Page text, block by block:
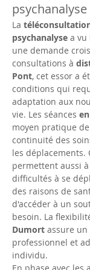
psychanalyse
La
psychanalyse a vu
une demande
consultations à
Pont, cet essor a
conditions qui
adaptation aux
vie. Les séances
moyen pratique
continuité des
les déplacements.
permettent aussi
difficultés à se
des raisons de
d'accéder à un
besoin. La
Dumort assure un
professionnel et
individu.